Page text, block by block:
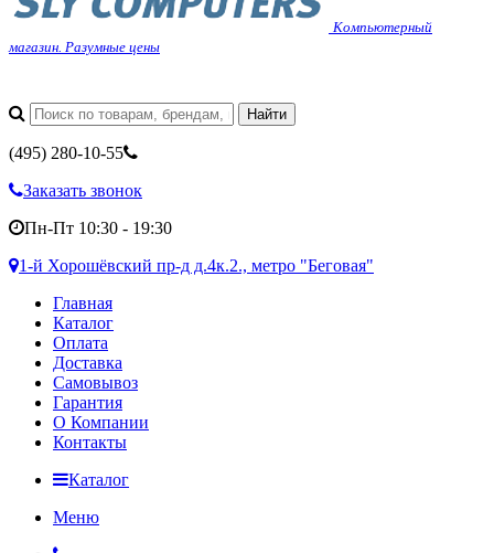
Компьютерный
магазин. Разумные цены
(495) 280-10-55
Заказать звонок
Пн-Пт 10:30 - 19:30
1-й Хорошёвский пр-д д.4к.2., метро "Беговая"
Главная
Каталог
Оплата
Доставка
Самовывоз
Гарантия
О Компании
Контакты
Каталог
Меню